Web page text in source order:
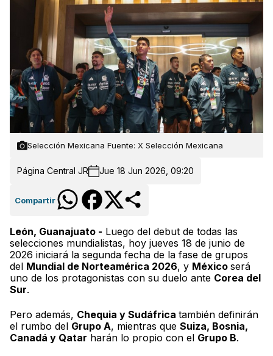
Selección Mexicana Fuente: X Selección Mexicana
Página Central JR Jue 18 Jun 2026, 09:20
Compartir
León, Guanajuato - Luego del debut de todas las
selecciones mundialistas, hoy jueves 18 de junio de
2026 iniciará la segunda fecha de la fase de grupos
del Mundial de Norteamérica 2026, y México será
uno de los protagonistas con su duelo ante Corea del
Sur.
Pero además, Chequia y Sudáfrica también definirán
el rumbo del Grupo A, mientras que Suiza, Bosnia,
Canadá y Qatar harán lo propio con el Grupo B.